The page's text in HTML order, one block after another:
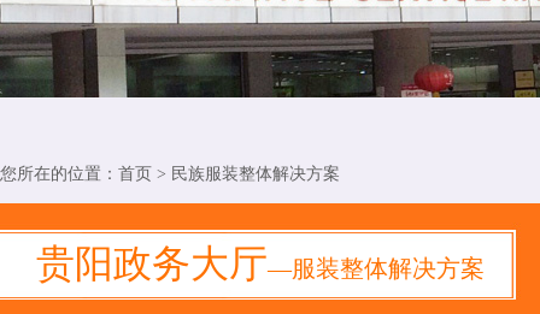
您所在的位置： 首页 > 民族服装整体解决方案
贵阳政务大厅—服装整体解决方案